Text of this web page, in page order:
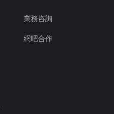
業務咨詢
網吧合作